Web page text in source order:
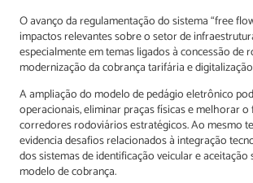
O avanço da regulamentação do sistema “free
impactos relevantes sobre o setor de
especialmente em temas ligados à concessão de
modernização da cobrança tarifária e
A ampliação do modelo de pedágio eletrônico
operacionais, eliminar praças físicas e melhorar
corredores rodoviários estratégicos. Ao mesmo
evidencia desafios relacionados à integração
dos sistemas de identificação veicular e
modelo de cobrança.